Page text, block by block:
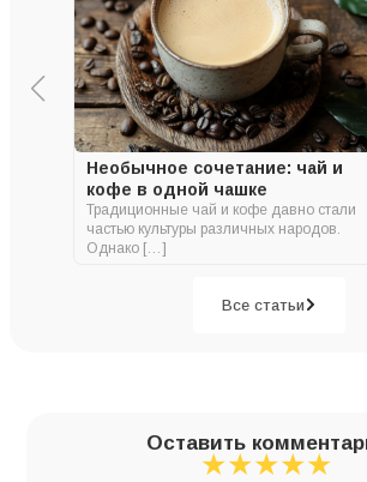
Необычное сочетание: чай и
кофе в одной чашке
Традиционные чай и кофе давно стали
частью культуры различных народов.
Однако […]
Все статьи
Оставить
★
★★
★★★
★★★★
★★★★★